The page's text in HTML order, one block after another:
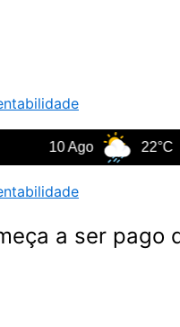
10 Ago 22°C
a ser pago